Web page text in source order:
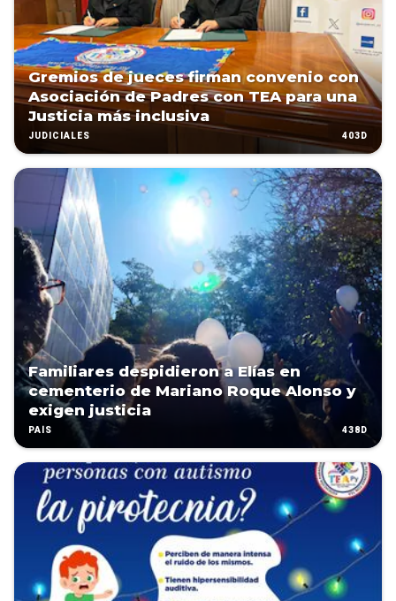
Gremios de jueces firman convenio con
Asociación de Padres con TEA para una
Justicia más inclusiva
JUDICIALES 403D
Familiares despidieron a Elías en
cementerio de Mariano Roque Alonso y
exigen justicia
PAÍS 438D